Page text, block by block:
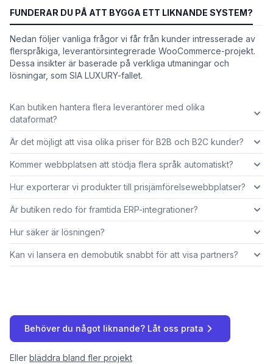
FUNDERAR DU PÅ ATT BYGGA ETT LIKNANDE SYSTEM?
Nedan följer vanliga frågor vi får från kunder intresserade av
flerspråkiga, leverantörsintegrerade WooCommerce-projekt.
Dessa insikter är baserade på verkliga utmaningar och
lösningar, som SIA LUXURY-fallet.
Kan butiken hantera flera leverantörer med olika
dataformat?
Är det möjligt att visa olika priser för B2B och B2C kunder?
Kommer webbplatsen att stödja flera språk automatiskt?
Hur exporterar vi produkter till prisjämförelsewebbplatser?
Är butiken redo för framtida ERP-integrationer?
Hur säker är lösningen?
Kan vi lansera en demobutik snabbt för att visa partners?
Behöver du något liknande? Låt oss prata
Eller bläddra bland fler projekt